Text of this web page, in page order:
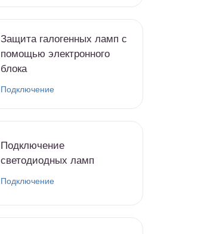
Защита галогенных ламп с
помощью электронного
блока
Подключение
Подключение
светодиодных ламп
Подключение